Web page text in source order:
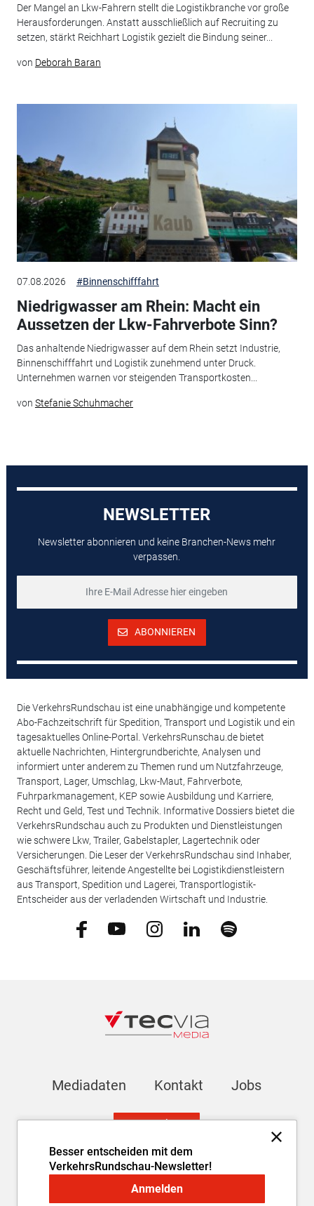
Der Mangel an Lkw-Fahrern stellt die Logistikbranche vor große
Herausforderungen. Anstatt ausschließlich auf Recruiting zu
setzen, stärkt Reichhart Logistik gezielt die Bindung seiner...
von Deborah Baran
07.08.2026 #Binnenschifffahrt
Niedrigwasser am Rhein: Macht ein
Aussetzen der Lkw-Fahrverbote Sinn?
Das anhaltende Niedrigwasser auf dem Rhein setzt Industrie,
Binnenschifffahrt und Logistik zunehmend unter Druck.
Unternehmen warnen vor steigenden Transportkosten...
von Stefanie Schuhmacher
Besser entscheiden mit dem
VerkehrsRundschau-Newsletter!
Anmelden
NEWSLETTER
Newsletter abonnieren und keine Branchen-News mehr
verpassen.
ABONNIEREN
Die VerkehrsRundschau ist eine unabhängige und kompetente
Abo-Fachzeitschrift für Spedition, Transport und Logistik und ein
tagesaktuelles Online-Portal. VerkehrsRunschau.de bietet
aktuelle Nachrichten, Hintergrundberichte, Analysen und
informiert unter anderem zu Themen rund um Nutzfahrzeuge,
Transport, Lager, Umschlag, Lkw-Maut, Fahrverbote,
Fuhrparkmanagement, KEP sowie Ausbildung und Karriere,
Recht und Geld, Test und Technik. Informative Dossiers bietet die
VerkehrsRundschau auch zu Produkten und Dienstleistungen
wie schwere Lkw, Trailer, Gabelstapler, Lagertechnik oder
Versicherungen. Die Leser der VerkehrsRundschau sind Inhaber,
Geschäftsführer, leitende Angestellte bei Logistikdienstleistern
aus Transport, Spedition und Lagerei, Transportlogistik-
Entscheider aus der verladenden Wirtschaft und Industrie.
Mediadaten Kontakt Jobs
Newsletter
Impressum AGB Datenschutz Cookie-Einstellungen